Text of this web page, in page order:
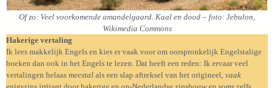
Of zo: Veel voorkomende amandelgaard. Kaal en dood – foto: Jebulon,
Wikimedia Commons
Hakerige vertaling
Ik lees makkelijk Engels en kies er vaak voor om oorspronkelijk Engelstalige
boeken dan ook in het Engels te lezen. Dat heeft een reden: Ik ervaar veel
vertalingen helaas meestal als een slap aftreksel van het origineel, vaak